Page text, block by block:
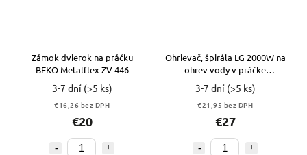
Zámok dvierok na práčku
BEKO Metalflex ZV 446
3-7 dní (>5 ks)
€16,26 bez DPH
€20
Ohrievač, špirála LG 2000W na
ohrev vody v práčke
AEG33121503 k1
3-7 dní (>5 ks)
€21,95 bez DPH
€27